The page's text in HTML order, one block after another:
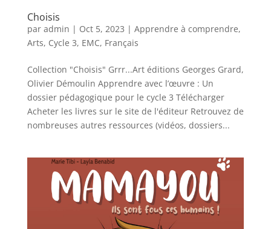
Choisis
par admin | Oct 5, 2023 | Apprendre à comprendre,
Arts, Cycle 3, EMC, Français
Collection "Choisis" Grrr...Art éditions Georges Grard,
Olivier Démoulin Apprendre avec l’œuvre : Un
dossier pédagogique pour le cycle 3 Télécharger
Acheter les livres sur le site de l'éditeur Retrouvez de
nombreuses autres ressources (vidéos, dossiers...